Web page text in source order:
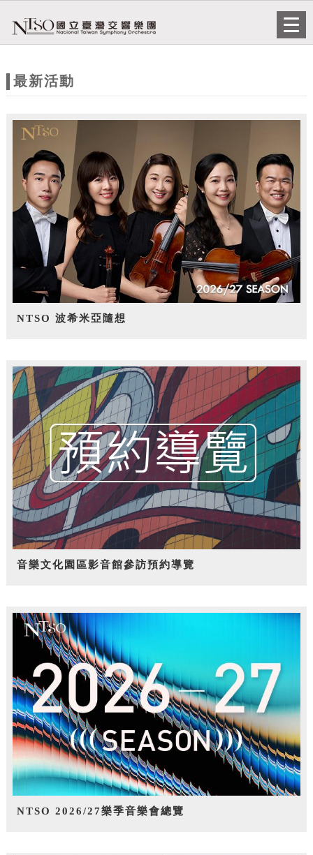
站
題
最新活動
NTSO 波希米亞隨想
音樂文化園區影音館參訪預約導覽
NTSO 2026/27樂季音樂會總覽